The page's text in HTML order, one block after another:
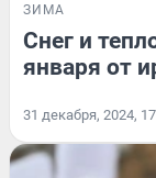
ЗИМА
Снег и
января от
31 декабря, 2024,